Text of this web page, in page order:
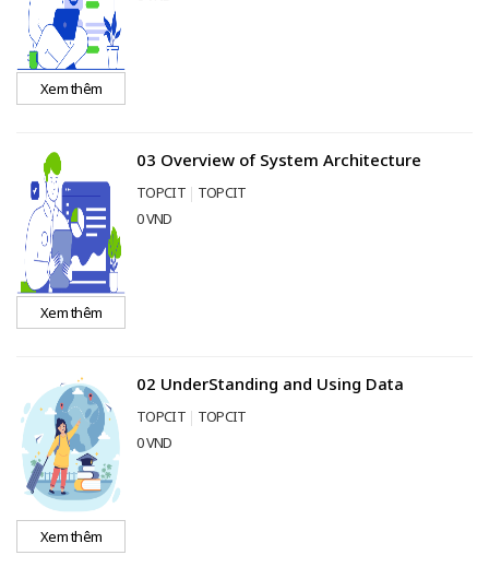
Xem thêm
03 Overview of System Architecture
TOPCIT
TOPCIT
0 VND
Xem thêm
02 UnderStanding and Using Data
TOPCIT
TOPCIT
0 VND
Xem thêm